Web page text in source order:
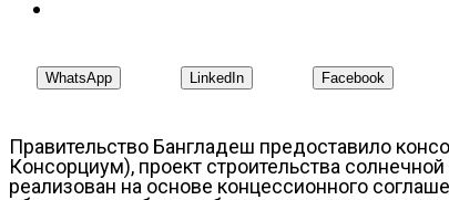
WhatsApp LinkedIn Facebook
Правительство Бангладеш предоставило
Консорциум), проект строительства
реализован на основе концессионного